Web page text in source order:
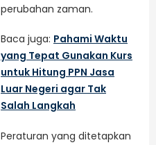
perubahan zaman.
Baca juga: Pahami Waktu
yang Tepat Gunakan Kurs
untuk Hitung PPN Jasa
Luar Negeri agar Tak
Salah Langkah
Peraturan yang ditetapkan